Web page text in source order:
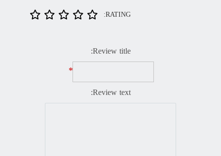
RATING:
Review title:
*
Review text: